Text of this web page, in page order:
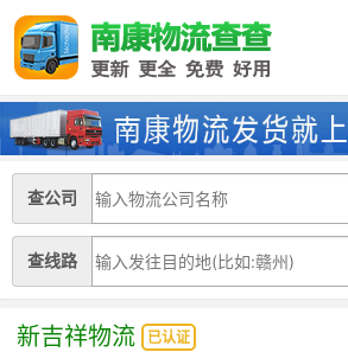
查公司
查线路
新吉祥物流 已认证